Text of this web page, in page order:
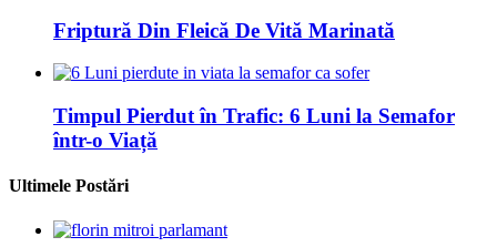
Friptură Din Fleică De Vită Marinată
Timpul Pierdut în Trafic: 6 Luni la Semafor
într-o Viață
Ultimele Postări